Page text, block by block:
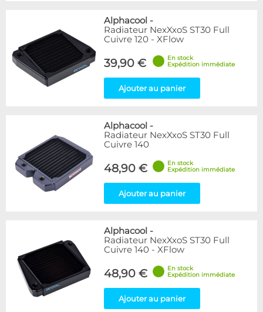
Alphacool -
Radiateur NexXxoS ST30 Full
Cuivre 120 - XFlow
39,90 €
En stock
Expédition immédiate
Ajouter au panier
Alphacool -
Radiateur NexXxoS ST30 Full
Cuivre 140
48,90 €
En stock
Expédition immédiate
Ajouter au panier
Alphacool -
Radiateur NexXxoS ST30 Full
Cuivre 140 - XFlow
48,90 €
En stock
Expédition immédiate
Ajouter au panier